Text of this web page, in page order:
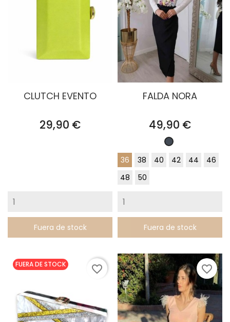
CLUTCH EVENTO
Precio
29,90 €
Fuera de stock
FALDA NORA
Precio
49,90 €
Negro
36
38 40 42 44
46
48
50
Fuera de stock
FUERA DE STOCK favorite_border favorite_border